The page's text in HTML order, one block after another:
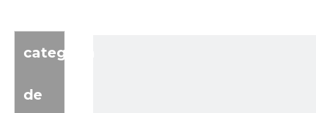
categoria
de